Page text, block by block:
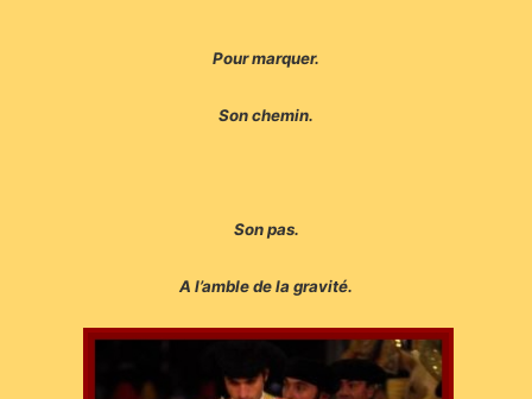
Pour marquer.
Son chemin.
Son pas.
A l’amble de la gravité.